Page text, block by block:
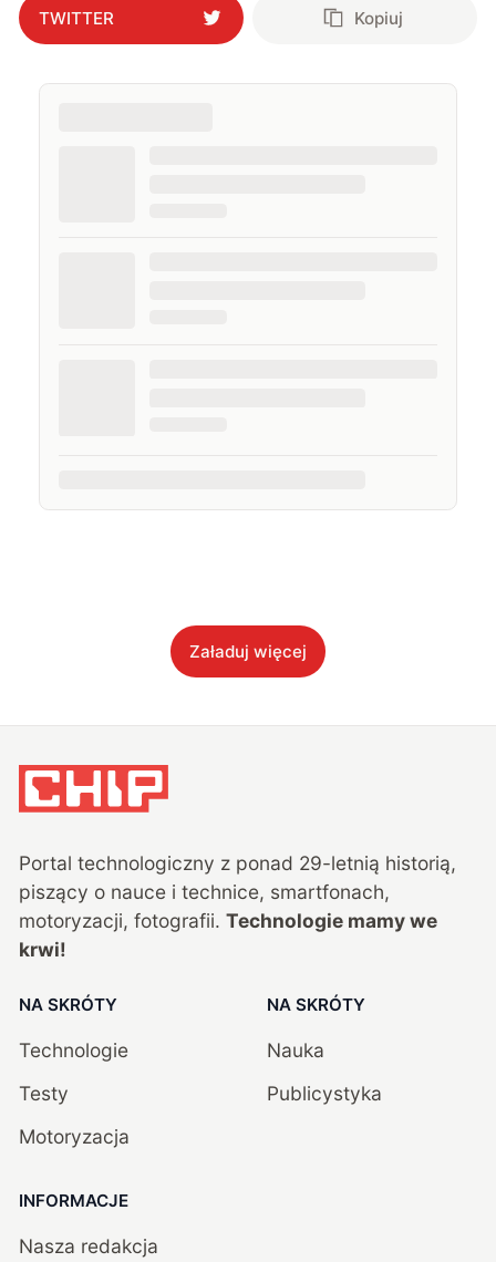
TWITTER Kopiuj
Załaduj więcej
Portal technologiczny z ponad 29-letnią historią,
piszący o nauce i technice, smartfonach,
motoryzacji, fotografii. Technologie mamy we
krwi!
NA SKRÓTY
Technologie
Testy
Motoryzacja
NA SKRÓTY
Nauka
Publicystyka
INFORMACJE
Nasza redakcja